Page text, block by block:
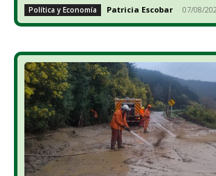
Política y Economía Patricia Escobar - 07/08/